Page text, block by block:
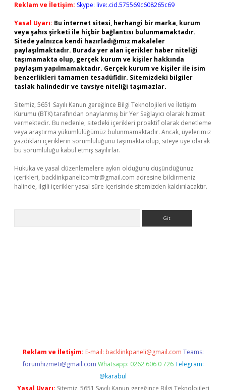
Reklam ve İletişim: Skype: live:.cid.575569c608265c69
Yasal Uyarı: Bu internet sitesi, herhangi bir marka, kurum
veya şahıs şirketi ile hiçbir bağlantısı bulunmamaktadır.
Sitede yalnızca kendi hazırladığımız makaleler
paylaşılmaktadır. Burada yer alan içerikler haber niteliği
taşımamakta olup, gerçek kurum ve kişiler hakkında
paylaşım yapılmamaktadır. Gerçek kurum ve kişiler ile isim
benzerlikleri tamamen tesadüfidir. Sitemizdeki bilgiler
taslak halindedir ve tavsiye niteliği taşımazlar.
Sitemiz, 5651 Sayılı Kanun gereğince Bilgi Teknolojileri ve İletişim
Kurumu (BTK) tarafından onaylanmış bir Yer Sağlayıcı olarak hizmet
vermektedir. Bu nedenle, sitedeki içerikleri proaktif olarak denetleme
veya araştırma yükümlülüğümüz bulunmamaktadır. Ancak, üyelerimiz
yazdıkları içeriklerin sorumluluğunu taşımakta olup, siteye üye olarak
bu sorumluluğu kabul etmiş sayılırlar.
Hukuka ve yasal düzenlemelere aykırı olduğunu düşündüğünüz
içerikleri, backlinkpanelicomtr@gmail.com adresine bildirmeniz
halinde, ilgili içerikler yasal süre içerisinde sitemizden kaldırılacaktır.
Reklam ve İletişim: E-mail: backlinkpaneli@gmail.com Teams:
forumhizmeti@gmail.com Whatsapp: 0262 606 0 726 Telegram:
@karabul
Yasal Uyarı: Sitemiz, 5651 Sayılı Kanun gereğince Bilgi Teknolojileri